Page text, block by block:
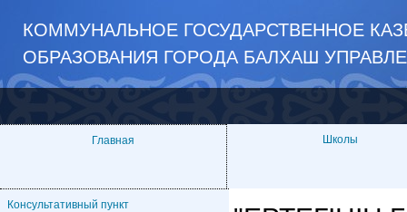
КОММУНАЛЬНОЕ ГОСУДАРСТВЕННОЕ
ОБРАЗОВАНИЯ ГОРОДА БАЛХАШ
Главная Школы
Консультативный пункт